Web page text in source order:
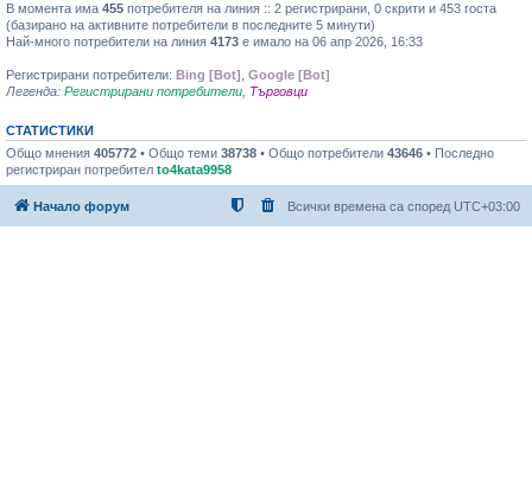
В момента има 455 потребителя на линия :: 2 регистрирани, 0 скрити и 453 госта
(базирано на активните потребители в последните 5 минути)
Най-много потребители на линия 4173 е имало на 06 апр 2026, 16:33
Регистрирани потребители: Bing [Bot] Google [Bot]
Легенда: Регистрирани потребители Търговци
СТАТИСТИКИ
Общо мнения 405772 • Общо теми 38738 • Общо потребители 43646 • Последно
регистриран потребител to4kata9958
Начало форум Всички времена са според UTC+03:00